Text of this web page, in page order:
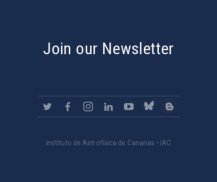
Join our Newsletter
Instituto de Astrofísica de Canarias • IAC